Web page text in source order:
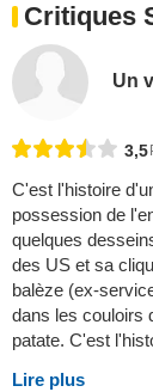
Critiques
Un
3,5
C'est l'histoire
possession de
quelques
des US et sa
balèze (ex-
dans les couloirs
patate. C'est
Lire plus